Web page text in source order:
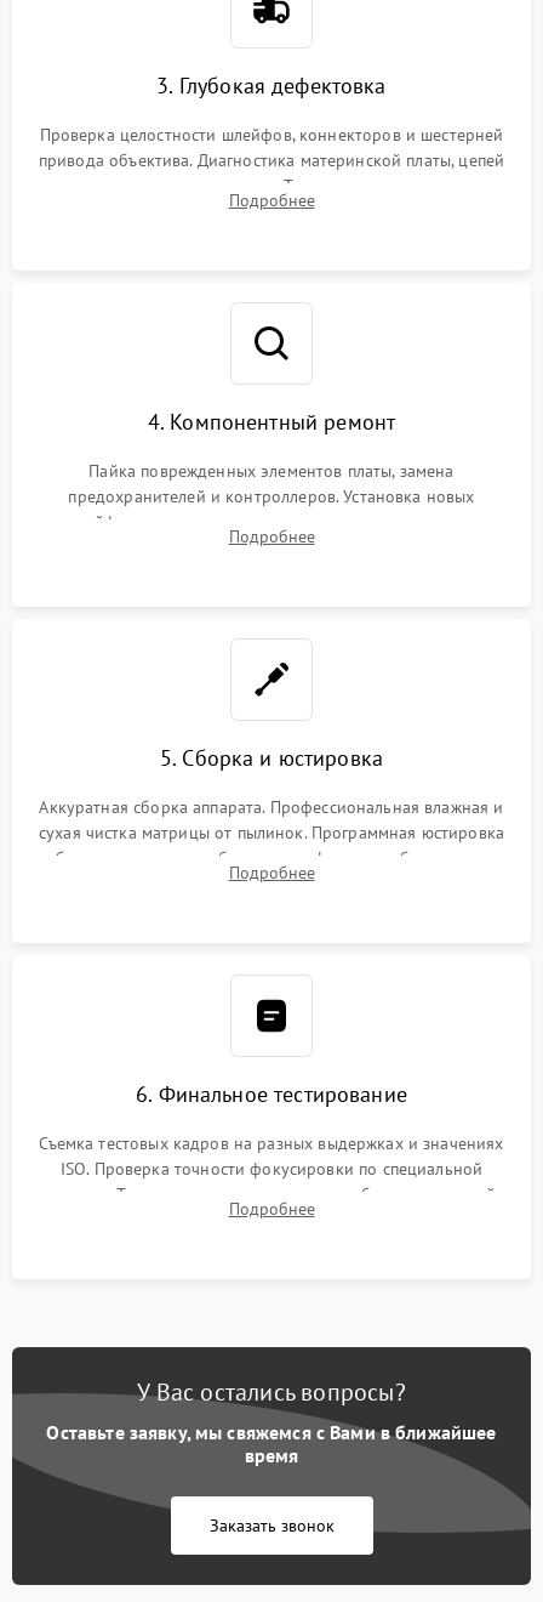
3. Глубокая дефектовка
Проверка целостности шлейфов, коннекторов и шестерней
привода объектива. Диагностика материнской платы, цепей
питания и картоприемника. Тестирование механизма
затвора и блока внутрикамерной стабилизации.
Подробнее
4. Компонентный ремонт
Пайка поврежденных элементов платы, замена
предохранителей и контроллеров. Установка новых
шлейфов, дисплея, механизма затвора или двигателя
автофокуса. Восстановление геометрии тубуса объектива
Подробнее
5. Сборка и юстировка
Аккуратная сборка аппарата. Профессиональная влажная и
сухая чистка матрицы от пылинок. Программная юстировка
рабочего отрезка, калибровка автофокуса, стабилизатора и
экспозамера с помощью сервисного ПО.
Подробнее
6. Финальное тестирование
Съемка тестовых кадров на разных выдержках и значениях
ISO. Проверка точности фокусировки по специальной
мишени. Тест записи на карту памяти, работы встроенной
вспышки, микрофона и всех кнопок управления.
Подробнее
У Вас остались вопросы?
Оставьте заявку, мы свяжемся с Вами в ближайшее
время
Заказать звонок